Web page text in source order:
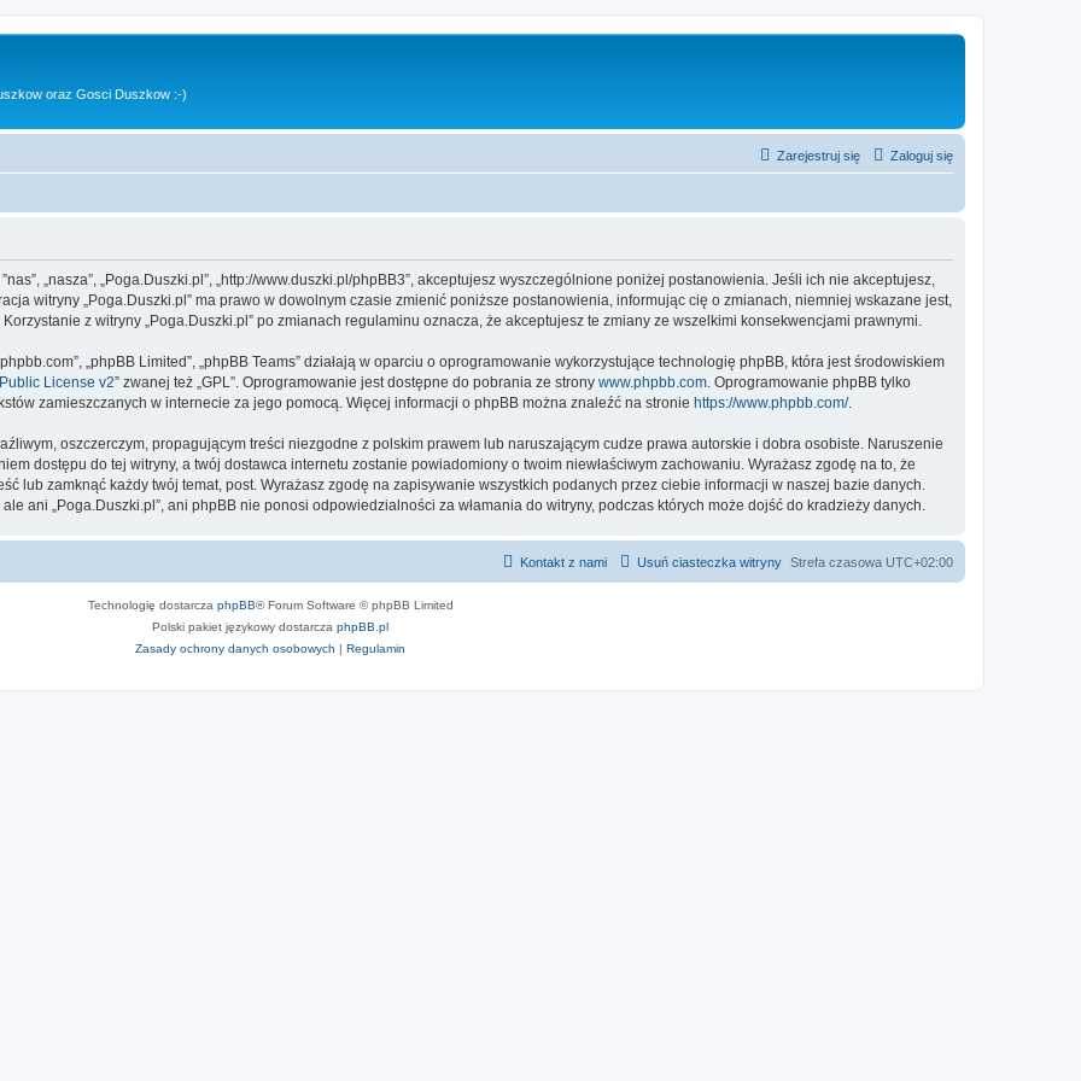
oraz Gosci Duszkow :-)
Zaloguj się
Zarejestruj się
„nasza”, „Poga.Duszki.pl”, „http://www.duszki.pl/phpBB3”, akceptujesz wyszczególnione poniżej postanowienia. Jeśli ich nie akceptujesz,
witryny „Poga.Duszki.pl” ma prawo w dowolnym czasie zmienić poniższe postanowienia, informując cię o zmianach, niemniej wskazane jest,
z witryny „Poga.Duszki.pl” po zmianach regulaminu oznacza, że akceptujesz te zmiany ze wszelkimi konsekwencjami prawnymi.
„phpBB Limited”, „phpBB Teams” działają w oparciu o oprogramowanie wykorzystujące technologię phpBB, która jest środowiskiem
License v2” zwanej też „GPL”. Oprogramowanie jest dostępne do pobrania ze strony www.phpbb.com . Oprogramowanie phpBB tylko
zamieszczanych w internecie za jego pomocą. Więcej informacji o phpBB można znaleźć na stronie https://www.phpbb.com/.
oszczerczym, propagującym treści niezgodne z polskim prawem lub naruszającym cudze prawa autorskie i dobra osobiste. Naruszenie
dostępu do tej witryny, a twój dostawca internetu zostanie powiadomiony o twoim niewłaściwym zachowaniu. Wyrażasz zgodę na to, że
lub zamknąć każdy twój temat, post. Wyrażasz zgodę na zapisywanie wszystkich podanych przez ciebie informacji w naszej bazie danych.
ani „Poga.Duszki.pl”, ani phpBB nie ponosi odpowiedzialności za włamania do witryny, podczas których może dojść do kradzieży danych.
Strefa czasowa UTC+02:00
Usuń ciasteczka witryny
Kontakt z nami
Technologię dostarcza phpBB® Forum Software © phpBB Limited
Polski pakiet językowy dostarcza phpBB.pl
Zasady ochrony danych osobowych | Regulamin